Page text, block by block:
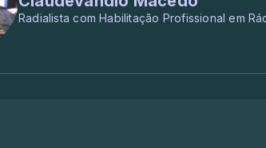
Radialista com Habilitação Profissional em